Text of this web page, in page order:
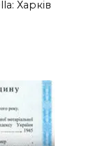
Харків